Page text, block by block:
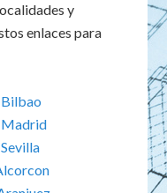
y
enlaces para
Madrid